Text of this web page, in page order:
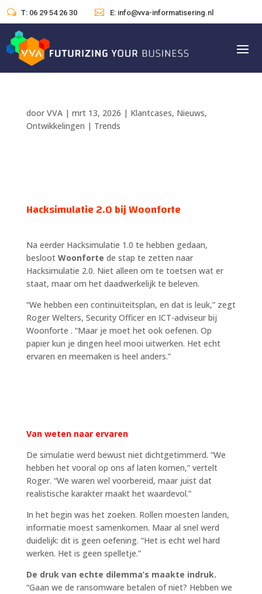
w T: 06 29 54 26 30  E: info@vva-informatisering.nl
door VVA| mrt 13, 2026 | Klantcases, Nieuws,
Ontwikkelingen | Trends
Hacksimulatie 2.0 bij Woonforte
Na eerder Hacksimulatie 1.0 te hebben gedaan,
besloot Woonforte de stap te zetten naar
Hacksimulatie 2.0. Niet alleen om te toetsen wat er
staat, maar om het daadwerkelijk te beleven.
“We hebben een continuïteitsplan, en dat is leuk,” zegt
Roger Welters, Security Officer en ICT-adviseur bij
Woonforte . “Maar je moet het ook oefenen. Op
papier kun je dingen heel mooi uitwerken. Het echt
ervaren en meemaken is heel anders.”
Van weten naar ervaren
De simulatie werd bewust niet dichtgetimmerd. “We
hebben het vooral op ons af laten komen,” vertelt
Roger. “We waren wel voorbereid, maar juist dat
realistische karakter maakt het waardevol.”
In het begin was het zoeken. Rollen moesten landen,
informatie moest samenkomen. Maar al snel werd
duidelijk: dit is geen oefening. “Het is echt wel hard
werken. Het is geen spelletje.”
De druk van echte dilemma’s maakte indruk.
“Gaan we de ransomware betalen of niet? Hebben we